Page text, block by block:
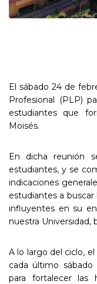
El sábado 24 de
Profesional (PLP)
estudiantes que
Moisés.
En dicha reunión
estudiantes, y se
indicaciones
estudiantes a
influyentes en su
nuestra Universidad,
A lo largo del ciclo,
cada último
para fortalecer las